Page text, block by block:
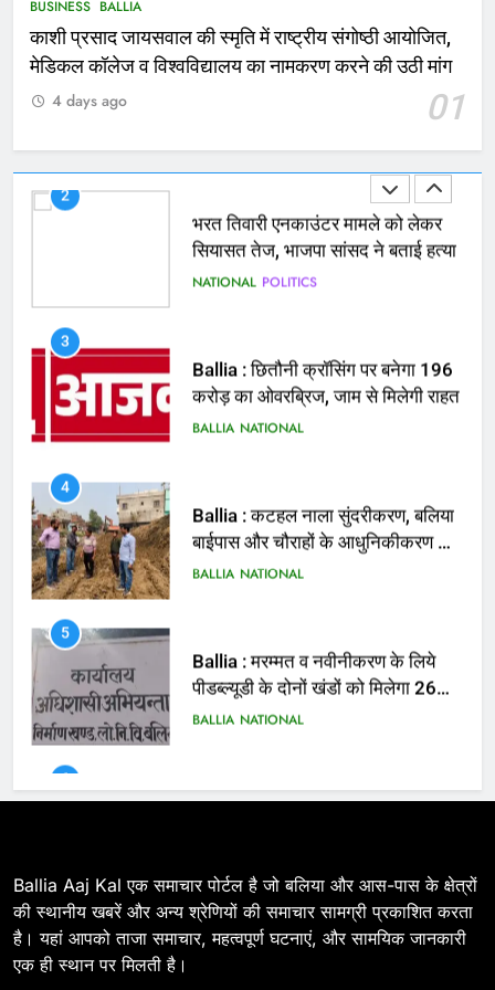
BUSINESS BALLIA
काशी प्रसाद जायसवाल की स्मृति में राष्ट्रीय संगोष्ठी आयोजित,
मेडिकल कॉलेज व विश्वविद्यालय का नामकरण करने की उठी मांग
01
4 days ago
2
भरत तिवारी एनकाउंटर मामले को लेकर
सियासत तेज, भाजपा सांसद ने बताई हत्या
NATIONAL POLITICS
3
Ballia : छितौनी क्रॉसिंग पर बनेगा 196
करोड़ का ओवरब्रिज, जाम से मिलेगी राहत
4
Ballia : कटहल नाला सुंदरीकरण, बलिया
बाईपास और चौराहों के आधुनिकीकरण की
तैयारी तेज
5
Ballia : मरम्मत व नवीनीकरण के लिये
पीडब्ल्यूडी के दोनों खंडों को मिलेगा 26
करोड़
6
Ballia : 110 फीट ऊंचे तिरंगे के सम्मान
में बलिया में निकला तिरंगा यात्रा
7
BALLIA NATIONAL
8
Ballia Aaj Kal एक समाचार पोर्टल है जो बलिया और आस-पास के क्षेत्रों
की स्थानीय खबरें और अन्य श्रेणियों की समाचार सामग्री प्रकाशित करता
है। यहां आपको ताजा समाचार, महत्वपूर्ण घटनाएं, और सामयिक जानकारी
एक ही स्थान पर मिलती है।